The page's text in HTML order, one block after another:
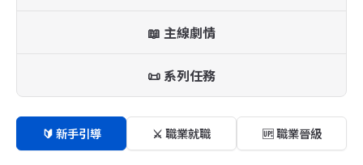
📖 主線劇情
📜 系列任務
🔰 新手引導 ⚔️ 職業就職 🆙 職業晉級